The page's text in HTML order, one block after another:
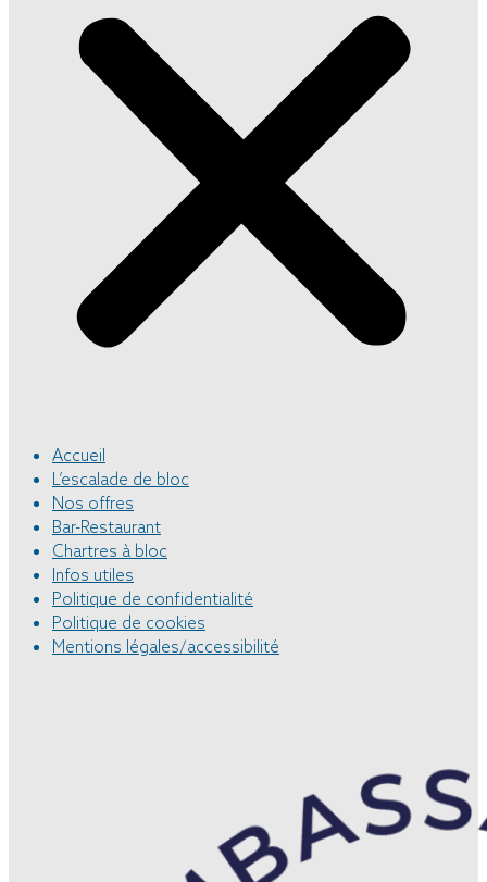
Accueil
L’escalade de bloc
Nos offres
Bar-Restaurant
Chartres à bloc
Infos utiles
Politique de confidentialité
Politique de cookies
Mentions légales/accessibilité